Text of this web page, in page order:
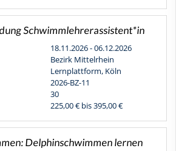
Schwimmlehrerassistent*in
18.11.2026 - 06.12.2026
Bezirk Mittelrhein
Lernplattform, Köln
2026-BZ-11
30
225,00 € bis 395,00 €
Delphinschwimmen lernen